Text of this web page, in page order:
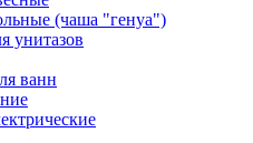
(чаша "генуа")
унитазов
ванн